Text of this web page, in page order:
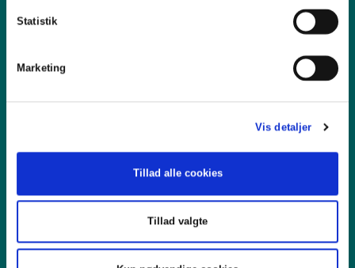
Statistik
Marketing
Vis detaljer
Tillad alle cookies
Tillad valgte
Vesterbrogade 32
T +45 33437009
forening@danskeadvokater.dk
Find bestyrelsesmedlem